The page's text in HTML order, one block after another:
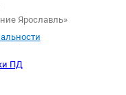
Ярославль»
ПД